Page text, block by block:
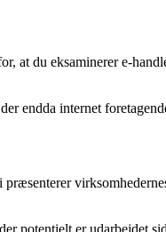
at du eksaminerer e-
endda internet
potentielt er udarbejdet